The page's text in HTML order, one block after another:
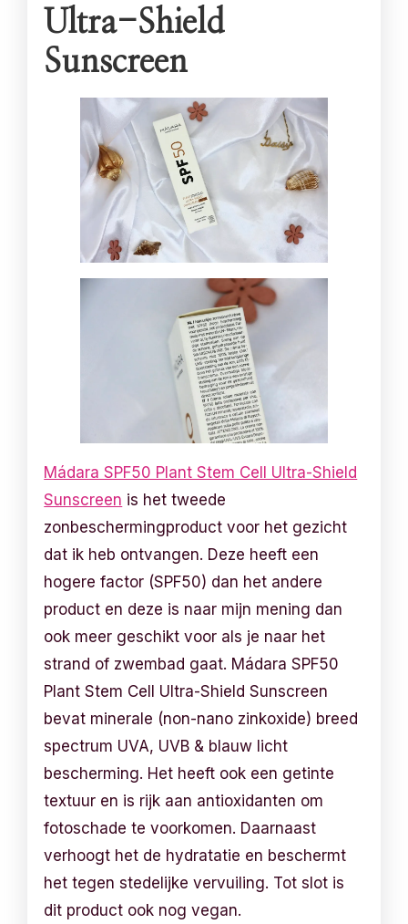
Ultra-Shield
Sunscreen
Mádara SPF50 Plant Stem Cell Ultra-Shield
Sunscreen is het tweede
zonbeschermingproduct voor het gezicht
dat ik heb ontvangen. Deze heeft een
hogere factor (SPF50) dan het andere
product en deze is naar mijn mening dan
ook meer geschikt voor als je naar het
strand of zwembad gaat. Mádara SPF50
Plant Stem Cell Ultra-Shield Sunscreen
bevat minerale (non-nano zinkoxide) breed
spectrum UVA, UVB & blauw licht
bescherming. Het heeft ook een getinte
textuur en is rijk aan antioxidanten om
fotoschade te voorkomen. Daarnaast
verhoogt het de hydratatie en beschermt
het tegen stedelijke vervuiling. Tot slot is
dit product ook nog vegan.